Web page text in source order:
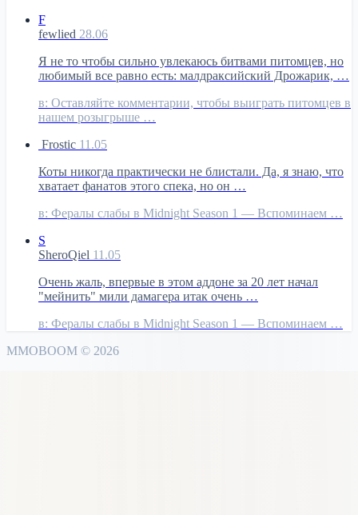
F
fewlied 28.06
Я не то чтобы сильно увлекаюсь битвами питомцев, но
любимый все равно есть: малдраксийский Дрожарик, …
в: Оставляйте комментарии, чтобы выиграть питомцев в
нашем розыгрыше …
Frostic 11.05
Коты никогда практически не блистали. Да, я знаю, что
хватает фанатов этого спека, но он …
в: Фералы слабы в Midnight Season 1 — Вспоминаем …
S
SheroQiel 11.05
Очень жаль, впервые в этом аддоне за 20 лет начал
"мейнить" мили дамагера итак очень …
в: Фералы слабы в Midnight Season 1 — Вспоминаем …
MMOBOOM © 2026